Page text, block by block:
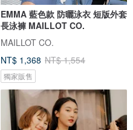
EMMA 藍色款 防曬泳衣 短版外套
長泳褲 MAILLOT CO.
MAILLOT CO.
NT$ 1,368 NT$ 1,554
獨家販售